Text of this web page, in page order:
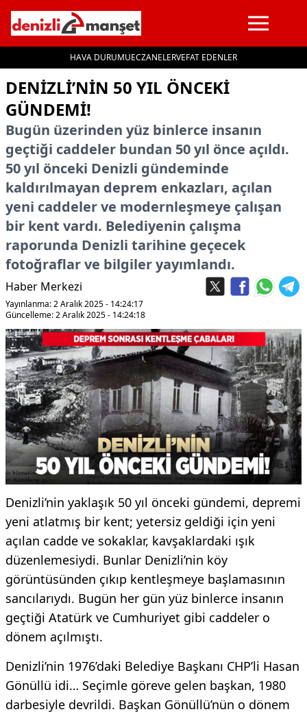
HAVA DURUMUECZANELERVEFAT EDENLER
İçeriğe geç
DENIZLI’NIN 50 YIL ÖNCEKI
GÜNDEMI!
Bugün üzerinden yüz binlerce insanın
geçtiği caddeler bundan 50 yıl önce açıldı.
50 yıl önceki Denizli gündeminde
kaldırılmayan deprem enkazları, açılan
yeni caddeler ve modernleşmeye çalışan
bir kent vardı. Belediyenin çalışma
raporunda Denizli tarihine geçecek
fotoğraflar ve bilgiler yayımlandı.
Haber Merkezi
Yayınlanma: 2 Aralık 2025 - 14:24:17
Güncelleme: 2 Aralık 2025 - 14:24:18
Denizli’nin yaklaşık 50 yıl önceki gündemi, depremi
yeni atlatmış bir kent; yetersiz geldiği için yeni
açılan cadde ve sokaklar, kavşaklardaki ışık
düzenlemesiydi. Bunlar Denizli’nin köy
görüntüsünden çıkıp kentleşmeye başlamasının
sancılarıydı. Bugün her gün yüz binlerce insanın
geçtiği Atatürk ve Cumhuriyet gibi caddeler o
dönem açılmıştı.
Denizli’nin 1976’daki Belediye Başkanı CHP’li Hasan
Gönüllü idi… Seçimle göreve gelen başkan, 1980
darbesiyle devrildi. Başkan Gönüllü’nün o dönem